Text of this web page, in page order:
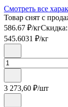
Смотреть все
Товар снят с
586.67 ₽/кг
545.6031 ₽/кг
3 273,60 ₽/шт